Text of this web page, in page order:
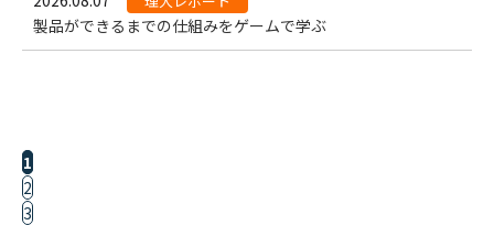
製品ができるまでの仕組みをゲームで学ぶ
1
2
3